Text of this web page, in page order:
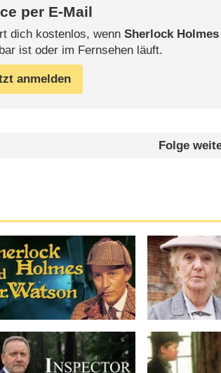
per E-Mail
dich kostenlos, wenn Sherlock Holmes
ist oder im Fernsehen läuft.
anmelden
Folge